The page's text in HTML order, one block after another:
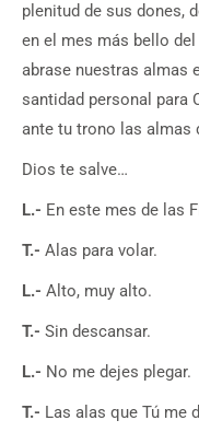
plenitud de sus dones,
en el mes más bello
abrase nuestras almas
santidad personal para
ante tu trono las almas
Dios te salve…
L.- En este mes de las
T.- Alas para volar.
L.- Alto, muy alto.
T.- Sin descansar.
L.- No me dejes plegar.
T.- Las alas que Tú me